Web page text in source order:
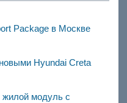
Package в Москве
Hyundai Creta
жилой модуль с